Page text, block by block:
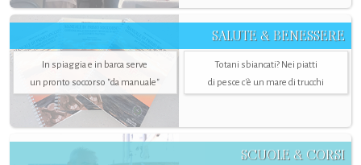
SALUTE & BENESSERE
In spiaggia e in barca serve
un pronto soccorso "da manuale"
Totani sbiancati? Nei piatti
di pesce c'è un mare di trucchi
SCUOLE & CORSI